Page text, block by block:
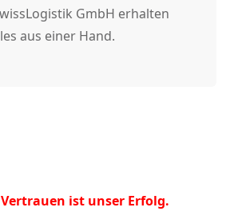
GmbH erhalten
aus einer Hand.
ist unser Erfolg.